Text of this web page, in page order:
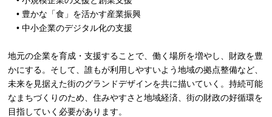
• 豊かな「食」を活かす産業振興
• 中小企業のデジタル化の支援
地元の企業を育成・支援することで、働く場所を増やし、財政を豊
かにする。そして、誰もが利用しやすいよう地域の拠点整備など、
未来を見据えた街のグランドデザインを共に描いていく。持続可能
なまちづくりのため、住みやすさと地域経済、街の財政の好循環を
目指していく必要があります。